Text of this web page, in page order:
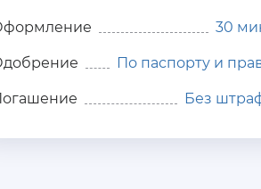
30
По паспорту и
Без